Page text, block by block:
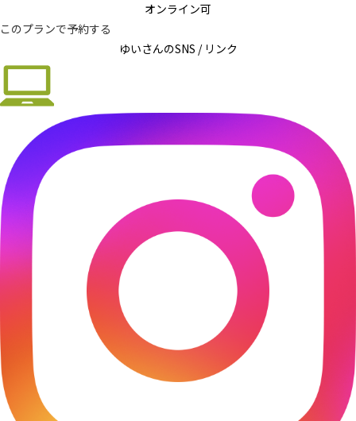
オンライン可
このプランで予約する
ゆいさんのSNS / リンク